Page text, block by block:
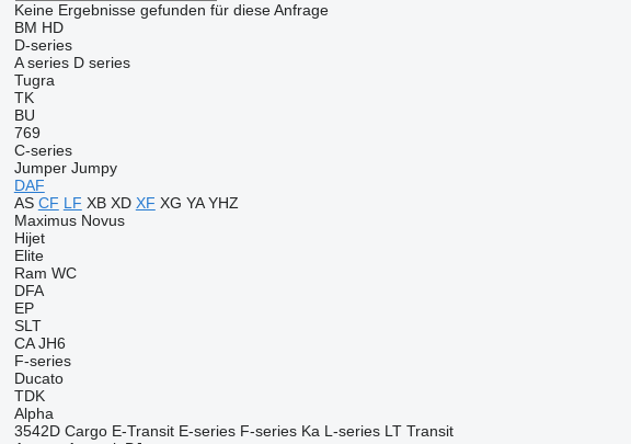
Keine Ergebnisse gefunden für diese Anfrage
BM HD
D-series
A series D series
Tugra
TK
BU
769
C-series
Jumper Jumpy
DAF
AS CF LF XB XD XF XG YA YHZ
Maximus Novus
Hijet
Elite
Ram WC
DFA
EP
SLT
CA JH6
F-series
Ducato
TDK
Alpha
3542D Cargo E-Transit E-series F-series Ka L-series LT Transit